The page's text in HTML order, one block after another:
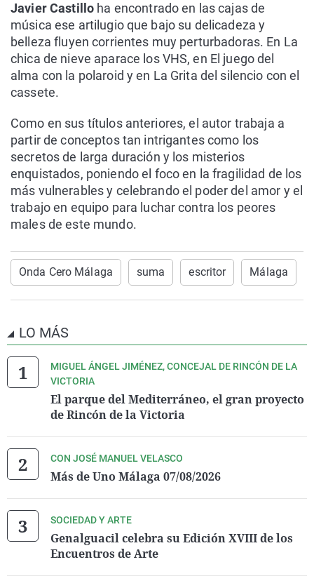
Javier Castillo ha encontrado en las cajas de
música ese artilugio que bajo su delicadeza y
belleza fluyen corrientes muy perturbadoras. En La
chica de nieve aparace los VHS, en El juego del
alma con la polaroid y en La Grita del silencio con el
cassete.
Como en sus títulos anteriores, el autor trabaja a
partir de conceptos tan intrigantes como los
secretos de larga duración y los misterios
enquistados, poniendo el foco en la fragilidad de los
más vulnerables y celebrando el poder del amor y el
trabajo en equipo para luchar contra los peores
males de este mundo.
Onda Cero Málaga suma escritor Málaga
LO MÁS
MIGUEL ÁNGEL JIMÉNEZ, CONCEJAL DE RINCÓN DE LA
VICTORIA
El parque del Mediterráneo, el gran proyecto
de Rincón de la Victoria
CON JOSÉ MANUEL VELASCO
Más de Uno Málaga 07/08/2026
SOCIEDAD Y ARTE
Genalguacil celebra su Edición XVIII de los
Encuentros de Arte